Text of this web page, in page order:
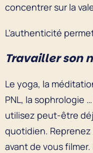
concentrer sur la
L’authenticité
Travailler son
Le yoga, la
PNL, la sophrologie
utilisez peut-être
quotidien.
avant de vous